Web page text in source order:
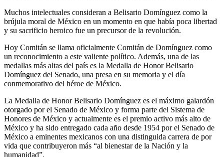
Muchos intelectuales consideran a Belisario Domínguez como la
brújula moral de México en un momento en que había poca libertad
y su sacrificio heroico fue un precursor de la revolución.
Hoy Comitán se llama oficialmente Comitán de Domínguez como
un reconocimiento a este valiente político. Además, una de las
medallas más altas del país es la Medalla de Honor Belisario
Domínguez del Senado, una presa en su memoria y el día
conmemorativo del héroe de México.
La Medalla de Honor Belisario Domínguez es el máximo galardón
otorgado por el Senado de México y forma parte del Sistema de
Honores de México y actualmente es el premio activo más alto de
México y ha sido entregado cada año desde 1954 por el Senado de
México a eminentes mexicanos con una distinguida carrera de por
vida que contribuyeron más “al bienestar de la Nación y la
humanidad”.